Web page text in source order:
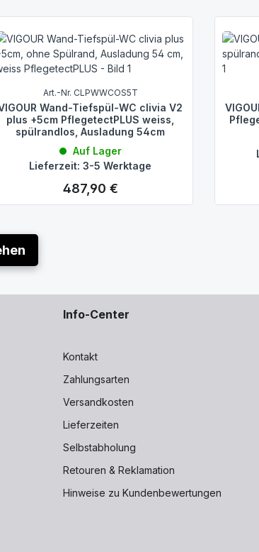
Art.-Nr. CLPWWCOS5T
Wand-Tiefspül-WC clivia V2
plus +5cm PflegetectPLUS weiss,
spülrandlos, Ausladung 54cm
Auf Lager
Lieferzeit: 3-5 Werktage
Regulärer Preis:
487,90 €
Info-Center
Kontakt
Zahlungsarten
Versandkosten
Lieferzeiten
Selbstabholung
Retouren & Reklamation
Hinweise zu Kundenbewertungen